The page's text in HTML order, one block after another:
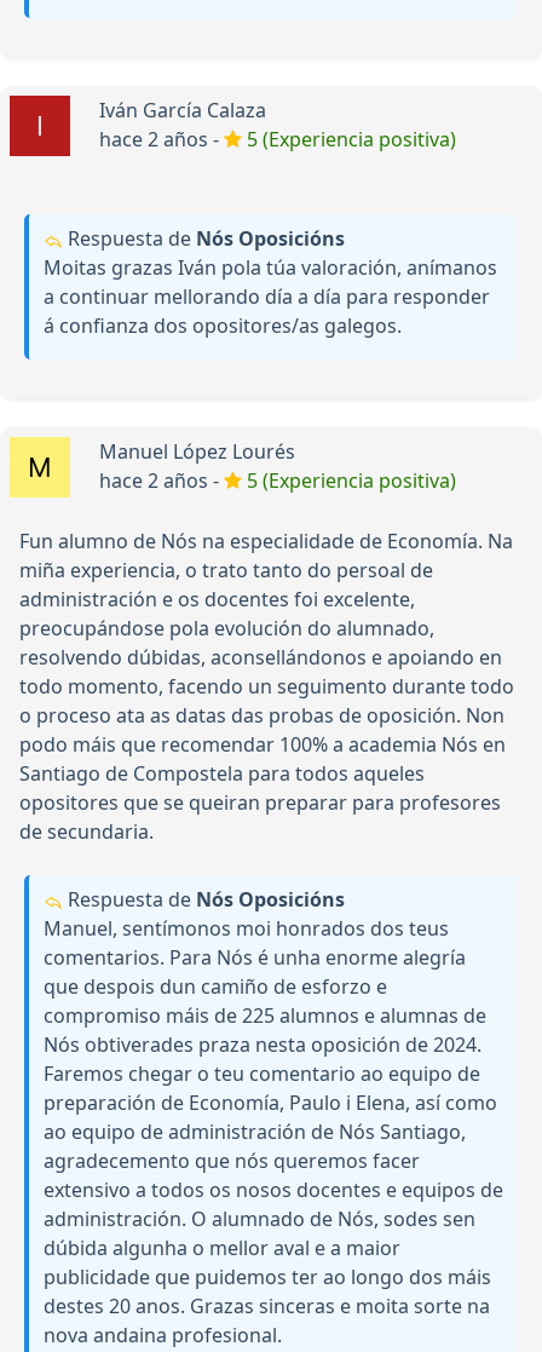
Iván García Calaza
hace 2 años -
5 (Experiencia positiva)
Respuesta de Nós Oposicións
Moitas grazas Iván pola túa valoración, anímanos
a continuar mellorando día a día para responder
á confianza dos opositores/as galegos.
Manuel López Lourés
hace 2 años -
5 (Experiencia positiva)
Fun alumno de Nós na especialidade de Economía. Na
miña experiencia, o trato tanto do persoal de
administración e os docentes foi excelente,
preocupándose pola evolución do alumnado,
resolvendo dúbidas, aconsellándonos e apoiando en
todo momento, facendo un seguimento durante todo
o proceso ata as datas das probas de oposición. Non
podo máis que recomendar 100% a academia Nós en
Santiago de Compostela para todos aqueles
opositores que se queiran preparar para profesores
de secundaria.
Respuesta de Nós Oposicións
Manuel, sentímonos moi honrados dos teus
comentarios. Para Nós é unha enorme alegría
que despois dun camiño de esforzo e
compromiso máis de 225 alumnos e alumnas de
Nós obtiverades praza nesta oposición de 2024.
Faremos chegar o teu comentario ao equipo de
preparación de Economía, Paulo i Elena, así como
ao equipo de administración de Nós Santiago,
agradecemento que nós queremos facer
extensivo a todos os nosos docentes e equipos de
administración. O alumnado de Nós, sodes sen
dúbida algunha o mellor aval e a maior
publicidade que puidemos ter ao longo dos máis
destes 20 anos. Grazas sinceras e moita sorte na
nova andaina profesional.